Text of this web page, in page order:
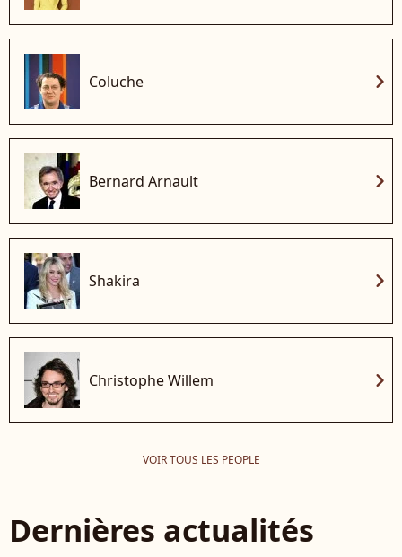
Coluche chevron_right
Bernard Arnault chevron_right
Shakira chevron_right
Christophe Willem chevron_right
VOIR TOUS LES PEOPLE
Dernières actualités